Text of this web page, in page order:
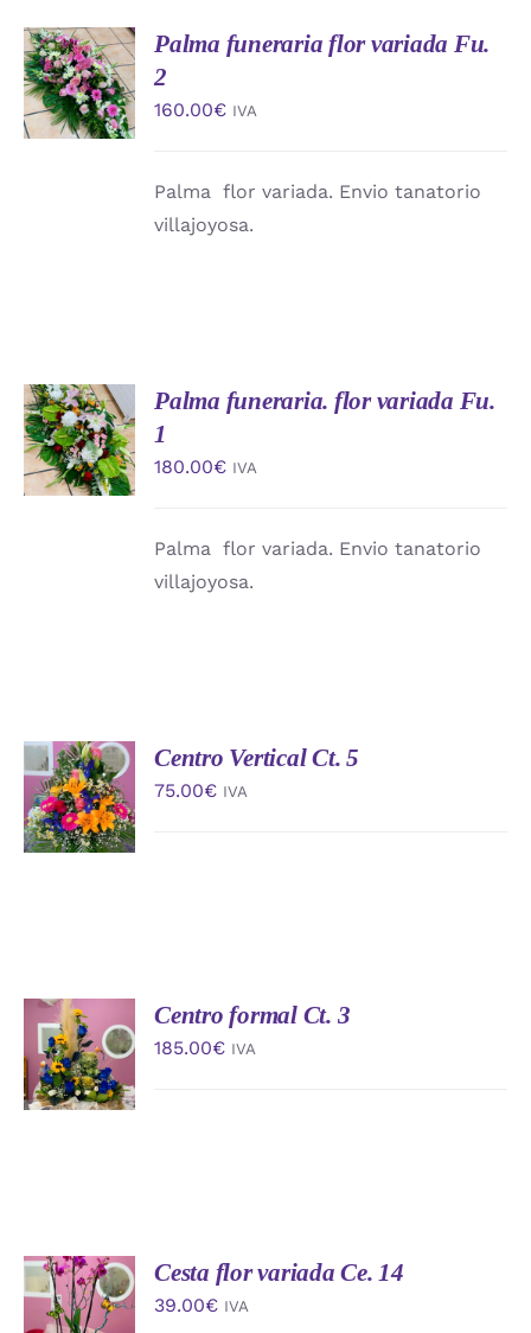
AÑADIR
AL
CARRITO
/
DETALLES
Palma funeraria flor variada Fu.
2
160.00€ IVA
Palma flor variada. Envio tanatorio
villajoyosa.
AÑADIR
AL
CARRITO
/
DETALLES
Palma funeraria. flor variada Fu.
1
180.00€ IVA
Palma flor variada. Envio tanatorio
villajoyosa.
AÑADIR
AL
CARRITO
/
DETALLES
Centro Vertical Ct. 5
75.00€ IVA
AÑADIR
AL
CARRITO
/
DETALLES
Centro formal Ct. 3
185.00€ IVA
AÑADIR
AL
CARRITO
Cesta flor variada Ce. 14
39.00€ IVA